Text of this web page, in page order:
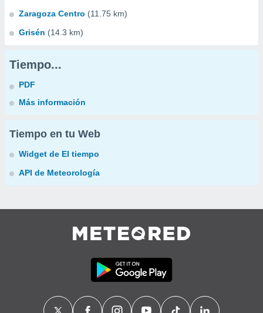
Zaragoza Centro (11.75 km)
Grisén (14.3 km)
Tiempo...
PDF
Más información
Tiempo en tu Web
Widget de El tiempo
API de Meteorología